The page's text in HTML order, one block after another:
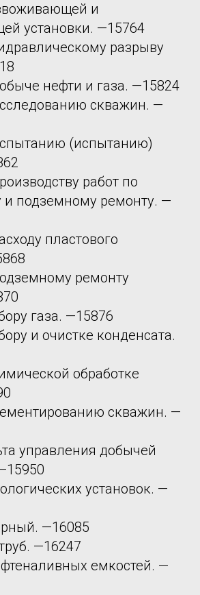
и
установки. —15764
разрыву
нефти и газа. —15824
скважин. —
(испытанию)
работ по
и подземному ремонту. —
пластового
ремонту
газа. —15876
и очистке конденсата.
обработке
скважин. —
управления добычей
установок. —
—16085
—16247
емкостей. —